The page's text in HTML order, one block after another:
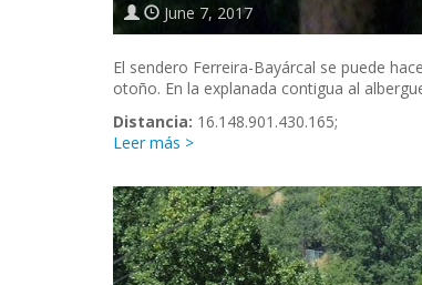
June 7, 2017
El sendero Ferreira-Bayárcal se puede
otoño. En la explanada contigua al
Distancia: 16.148.901.430.165;
Leer más >